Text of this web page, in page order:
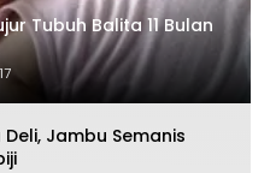
Tubuh Balita 11 Bulan
Jambu Semanis